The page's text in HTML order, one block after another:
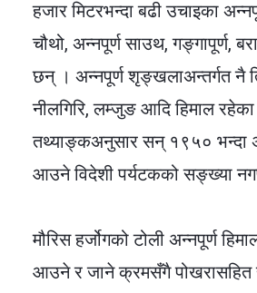
हजार मिटरभन्दा बढी उचाइका
चौथो, अन्नपूर्ण साउथ, गङ्गापूर्ण,
छन् । अन्नपूर्ण शृङ्खलाअन्तर्गत नै
नीलगिरि, लम्जुङ आदि हिमाल
तथ्याङ्कअनुसार सन् १९५० भन्दा
आउने विदेशी पर्यटकको सङ्ख्या
मौरिस हर्जोगको टोली अन्नपूर्ण
आउने र जाने क्रमसँगै पोखरासहित